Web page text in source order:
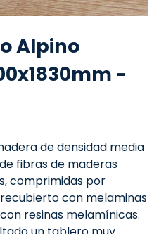
Alpino
-
de densidad media
fibras de maderas
comprimidas por
con melaminas
resinas melamínicas.